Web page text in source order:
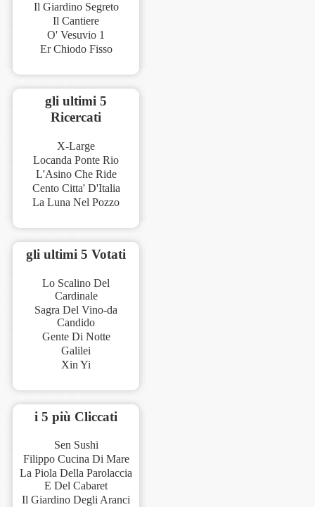
Il Giardino Segreto
Il Cantiere
O' Vesuvio 1
Er Chiodo Fisso
gli ultimi 5
Ricercati
X-Large
Locanda Ponte Rio
L'Asino Che Ride
Cento Citta' D'Italia
La Luna Nel Pozzo
gli ultimi 5 Votati
Lo Scalino Del
Cardinale
Sagra Del Vino-da
Candido
Gente Di Notte
Galilei
Xin Yi
i 5 più Cliccati
Sen Sushi
Filippo Cucina Di Mare
La Piola Della Parolaccia
E Del Cabaret
Il Giardino Degli Aranci